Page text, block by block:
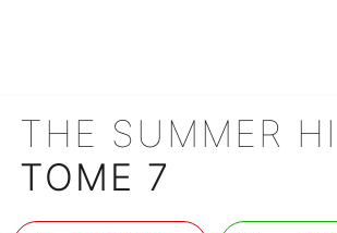
TOME 7